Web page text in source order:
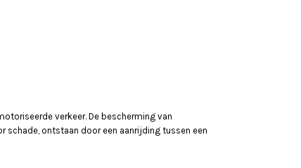
verkeer. De bescherming van
schade, ontstaan door een aanrijding tussen een